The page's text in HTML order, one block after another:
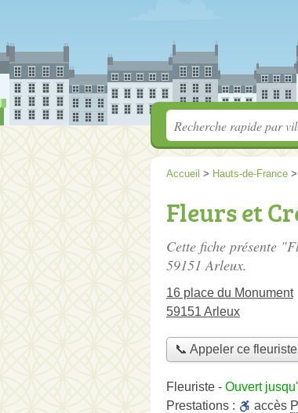
Accueil > Hauts-de-France >
Fleurs et
Cette fiche présente
59151 Arleux.
16 place du Monument
59151 Arleux
📞 Appeler ce fleuriste
Fleuriste - Ouvert
Prestations :
accès